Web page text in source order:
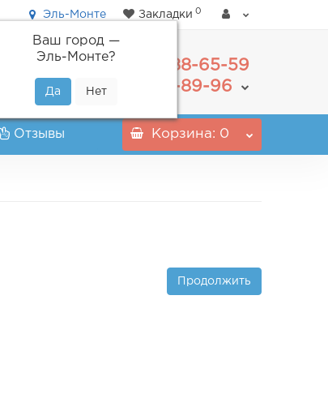
Эль-Монте
Ваш город —
Эль-Монте?
Закладки 0
488-65-59
+7(800) 555-89-96
Отзывы Корзина: 0
Продолжить